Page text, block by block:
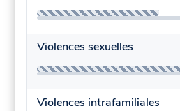
Violences sexuelles
Violences intrafamiliales